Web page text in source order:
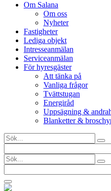
Om Salana
Om oss
Nyheter
Fastigheter
Lediga objekt
Intresseanmälan
Serviceanmälan
För hyresgäster
Att tänka på
Vanliga frågor
Tvättstugan
Energiråd
Uppsägning &
Blanketter &